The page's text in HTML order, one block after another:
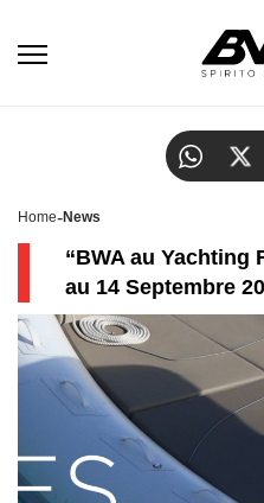
Home-News
“BWA au Yachting
au 14 Septembre